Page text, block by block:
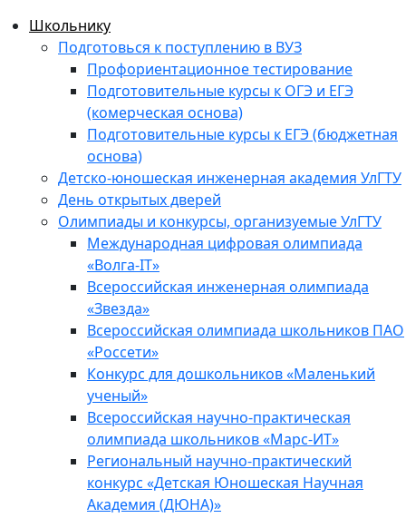
Школьнику
Подготовься к поступлению в ВУЗ
Профориентационное тестирование
Подготовительные курсы к ОГЭ и ЕГЭ
(комерческая основа)
Подготовительные курсы к ЕГЭ (бюджетная
основа)
Детско-юношеская инженерная академия УлГТУ
День открытых дверей
Олимпиады и конкурсы, организуемые УлГТУ
Международная цифровая олимпиада
«Волга-IT»
Всероссийская инженерная олимпиада
«Звезда»
Всероссийская олимпиада школьников ПАО
«Россети»
Конкурс для дошкольников «Маленький
ученый»
Всероссийская научно-практическая
олимпиада школьников «Марс-ИТ»
Региональный научно-практический
конкурс «Детская Юношеская Научная
Академия (ДЮНА)»